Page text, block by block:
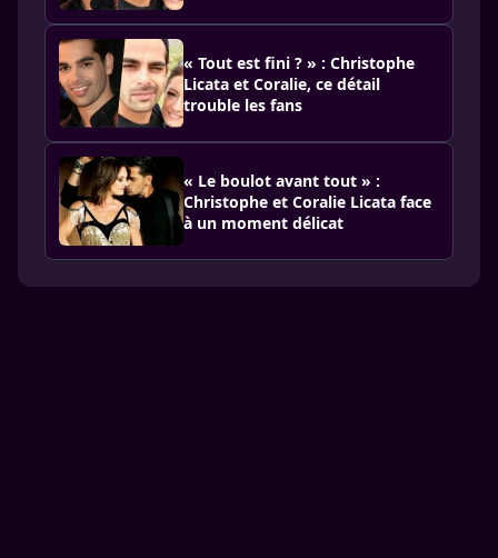
« Tout est fini ? » : Christophe
Licata et Coralie, ce détail
trouble les fans
« Le boulot avant tout » :
Christophe et Coralie Licata face
à un moment délicat